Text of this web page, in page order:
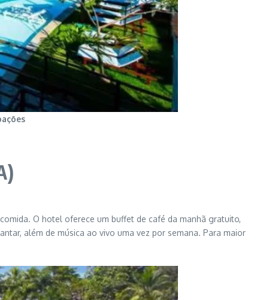
O hotel oferece um buffet de café da manhã gratuito,
além de música ao vivo uma vez por semana. Para maior